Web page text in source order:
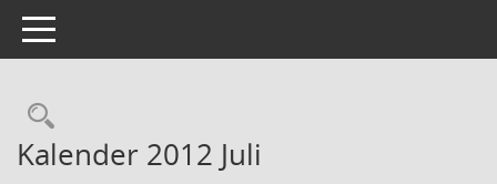
Toggle navigation
Rechercheauswahl
Kalender 2012 Juli